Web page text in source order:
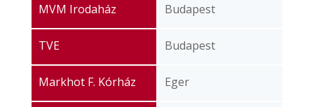
MVM Irodaház
TVE
Markhot F. Kórház
Budapest
Budapest
Eger